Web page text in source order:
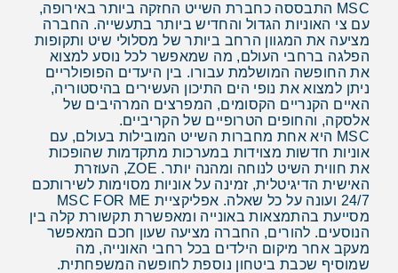
MSC התבססה כחברת השייט החזקה ביותר באירופה,
עם צי האוניות הגדול והחדיש ביותר בתעשייה. החברה
מציעה את המגוון הרחב ביותר של מסלולי שיט ותקופות
הפלגה ברחבי העולם, מה שמאפשר לכל נוסע למצוא
את החופשה המושלמת עבורו. בין היעדים הפופולריים
ניתן למצוא את נופי הים התיכון העשירים בהיסטוריה,
האיים הקנריים הקסומים, המפרצים המרהיבים של
אלסקה, והחופים הטרופיים של הקריביים.
MSC היא אחת מחברות השייט המובילות בעולם, עם
אוניות חדשות מצוידות במערכות מתקדמות שהופכות
את חווית השיט לנוחה ומהנה יותר. ZOE, העוזרת
האישית הדיגיטלית, זמינה על אוניות מסוימות לשירותכם
24/7 ועונה על כל שאלה. אפליקציית MSC FOR ME
מסייעת בהתמצאות באונייה ומאפשרת תקשורת קלה בין
הנוסעים. להורים, החברה מציעה שעון חכם המאפשר
מעקב אחר מיקום הילדים בכל רחבי האונייה, מה
שמוסיף שכבת ביטחון נוספת לחופשה המשפחתית.